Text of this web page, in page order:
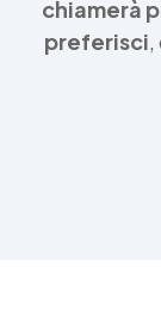
chiamerà
preferisci,